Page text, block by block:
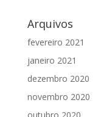
Arquivos
fevereiro 2021
janeiro 2021
dezembro 2020
novembro 2020